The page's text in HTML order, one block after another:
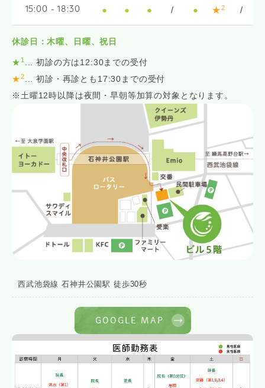
15:00 - 18:30 ● ● ● / ● ★2 /
休診日：木曜、日曜、祝日
★ 1 ... 初診の方は12:30までの受付
★2... 初診・再診とも17:30までの受付
※土曜12時以降は夜間・早朝等加算の対象となります。
西武池袋線 石神井公園駅 徒歩30秒
GOOGLE MAP